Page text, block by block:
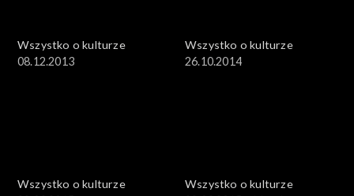
Wszystko o kulturze
08.12.2013
Wszystko o kulturze
26.10.2014
Wszystko o kulturze
Wszystko o kulturze